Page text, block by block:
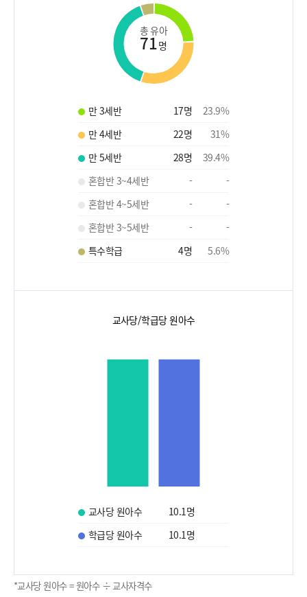
총 유아
71명
만 3세반 17명 23.9%
만 4세반
22명 31%
만 5세반
28명 39.4%
혼합반 3~4세반
-
-
혼합반 4~5세반
-
-
혼합반 3~5세반
-
-
특수학급
4명 5.6%
교사당/학급당 원아수
교사당 원아수 10.1명
학급당 원아수
10.1명
*교사당 원아수 = 원아수 ÷ 교사자격수